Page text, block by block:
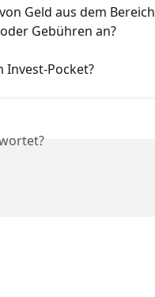
Geld aus dem Bereich
Gebühren an?
Invest-Pocket?